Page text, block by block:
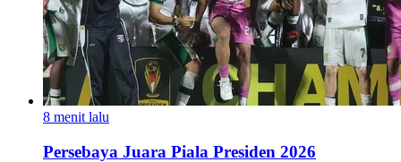
8 menit lalu
Persebaya Juara Piala Presiden 2026